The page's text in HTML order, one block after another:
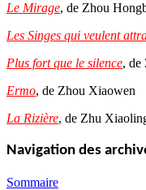
Le Mirage, de Zhou
Les Singes qui veulent
Plus fort que le silence, de
Ermo, de Zhou Xiaowen
La Rizière, de Zhu
Navigation des
Sommaire